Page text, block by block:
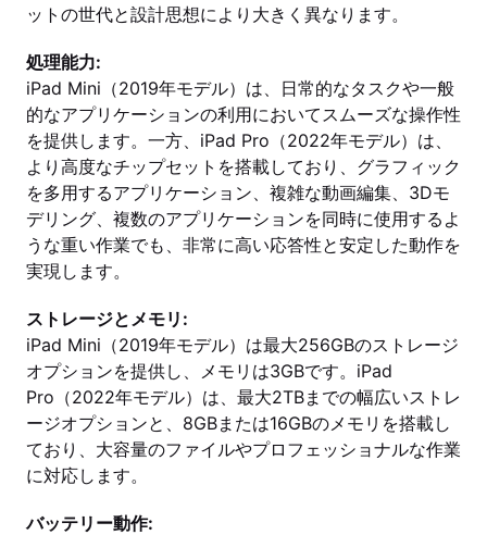
ットの世代と設計思想により大きく異なります。
処理能力:
iPad Mini（2019年モデル）は、日常的なタスクや一般
的なアプリケーションの利用においてスムーズな操作性
を提供します。一方、iPad Pro（2022年モデル）は、
より高度なチップセットを搭載しており、グラフィック
を多用するアプリケーション、複雑な動画編集、3Dモ
デリング、複数のアプリケーションを同時に使用するよ
うな重い作業でも、非常に高い応答性と安定した動作を
実現します。
ストレージとメモリ:
iPad Mini（2019年モデル）は最大256GBのストレージ
オプションを提供し、メモリは3GBです。iPad
Pro（2022年モデル）は、最大2TBまでの幅広いストレ
ージオプションと、8GBまたは16GBのメモリを搭載し
ており、大容量のファイルやプロフェッショナルな作業
に対応します。
バッテリー動作: